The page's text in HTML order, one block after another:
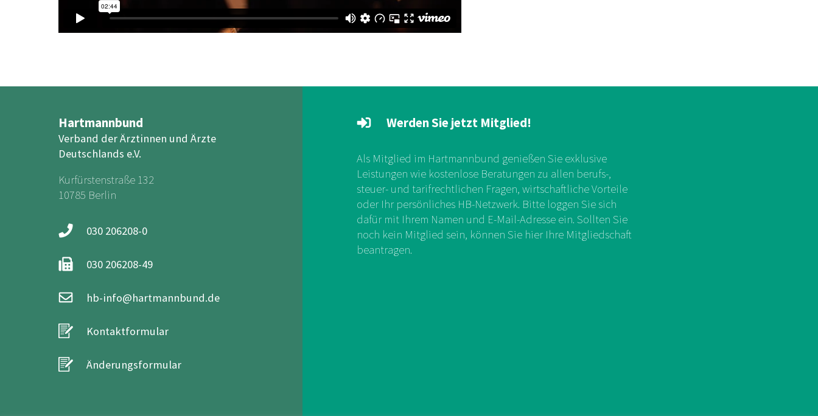
Hartmannbund
Verband der Ärztinnen und Ärzte
Deutschlands e.V.
Kurfürstenstraße 132
10785 Berlin
030 206208-0
030 206208-49
hb-info@hartmannbund.de
Kontaktformular
Änderungsformular
Werden Sie jetzt Mitglied!
Als Mitglied im Hartmannbund genießen Sie exklusive
Leistungen wie kostenlose Beratungen zu allen berufs-,
steuer- und tarifrechtlichen Fragen, wirtschaftliche Vorteile
oder Ihr persönliches HB-Netzwerk. Bitte loggen Sie sich
dafür mit Ihrem Namen und E-Mail-Adresse ein. Sollten Sie
noch kein Mitglied sein, können Sie hier Ihre Mitgliedschaft
beantragen.